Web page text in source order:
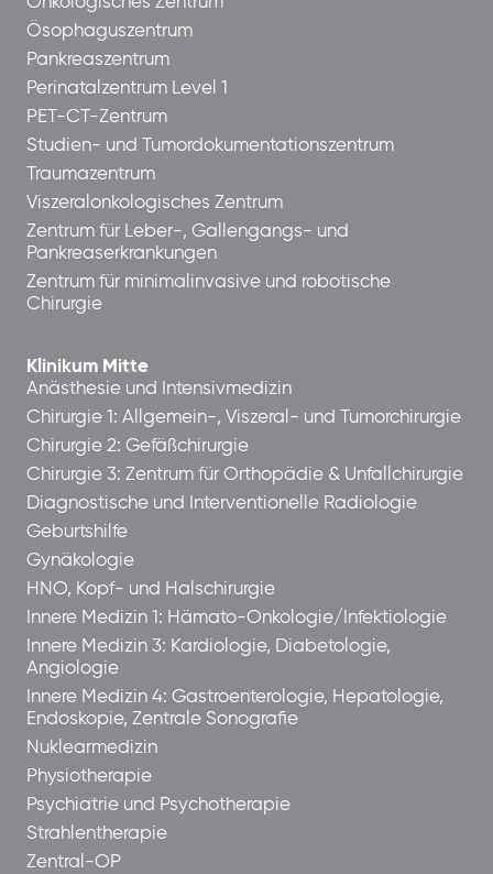
Ösophaguszentrum
Pankreaszentrum
Perinatalzentrum Level 1
PET-CT-Zentrum
Studien- und Tumordokumentationszentrum
Traumazentrum
Viszeralonkologisches Zentrum
Zentrum für Leber-, Gallengangs- und
Pankreaserkrankungen
Zentrum für minimalinvasive und robotische
Chirurgie
Klinikum Mitte
Anästhesie und Intensivmedizin
Chirurgie 1: Allgemein-, Viszeral- und Tumorchirurgie
Chirurgie 2: Gefäßchirurgie
Chirurgie 3: Zentrum für Orthopädie & Unfallchirurgie
Diagnostische und Interventionelle Radiologie
Geburtshilfe
Gynäkologie
HNO, Kopf- und Halschirurgie
Innere Medizin 1: Hämato-Onkologie/Infektiologie
Innere Medizin 3: Kardiologie, Diabetologie,
Angiologie
Innere Medizin 4: Gastroenterologie, Hepatologie,
Endoskopie, Zentrale Sonografie
Nuklearmedizin
Physiotherapie
Psychiatrie und Psychotherapie
Strahlentherapie
Zentral-OP